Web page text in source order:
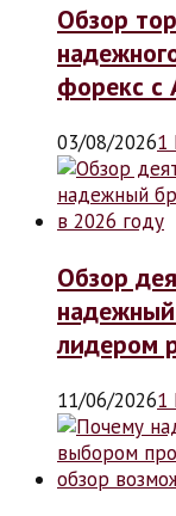
Обзор
форекс с
03/08/20261
Обзор
лидером
11/06/20261